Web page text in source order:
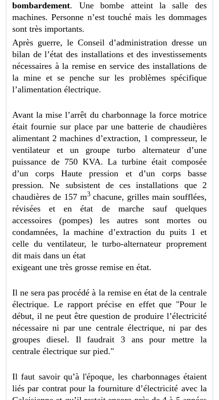
bombardement. Une bombe atteint la salle des
machines. Personne n’est touché mais les dommages
sont très importants.
Après guerre, le Conseil d’administration dresse un
bilan de l’état des installations et des investissements
nécessaires à la remise en service des installations de
la mine et se penche sur les problèmes spécifique
l’alimentation électrique.
Avant la mise l’arrêt du charbonnage la force motrice
était fournie sur place par une batterie de chaudières
alimentant 2 machines d’extraction, 1 compresseur, le
ventilateur et un groupe turbo alternateur d’une
puissance de 750 KVA. La turbine était composée
d’un corps Haute pression et d’un corps basse
pression. Ne subsistent de ces installations que 2
chaudières de 157 m3chacune, grilles main soufflées,
révisées et en état de marche sauf quelques
accessoires (pompes) les autres sont mortes ou
condamnées, la machine d’extraction du puits 1 et
celle du ventilateur, le turbo-alternateur proprement
dit mais dans un état
exigeant une très grosse remise en état.
Il ne sera pas procédé à la remise en état de la centrale
électrique. Le rapport précise en effet que "Pour le
début, il ne peut être question de produire l’électricité
nécessaire ni par une centrale électrique, ni par des
groupes diesel. Il faudrait 3 ans pour mettre la
centrale électrique sur pied."
Il faut savoir qu’à l'époque, les charbonnages étaient
liés par contrat pour la fourniture d’électricité avec la